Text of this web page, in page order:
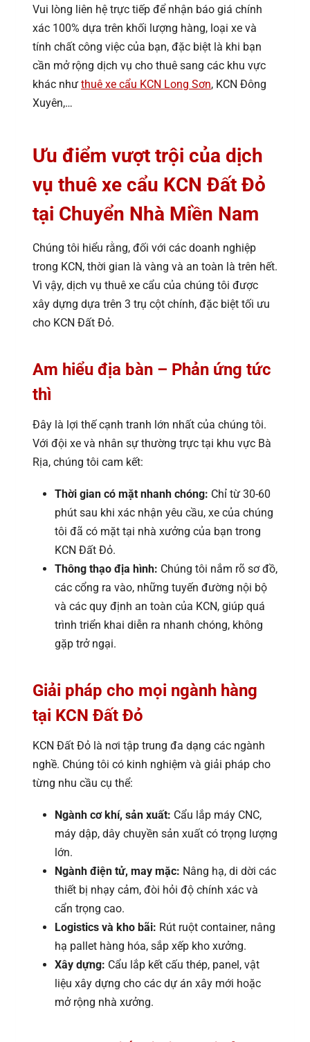
Vui lòng liên hệ trực tiếp để nhận báo giá chính
xác 100% dựa trên khối lượng hàng, loại xe và
tính chất công việc của bạn, đặc biệt là khi bạn
cần mở rộng dịch vụ cho thuê sang các khu vực
khác như thuê xe cẩu KCN Long Sơn, KCN Đông
Xuyên,…
Ưu điểm vượt trội của dịch
vụ thuê xe cẩu KCN Đất Đỏ
tại Chuyển Nhà Miền Nam
Chúng tôi hiểu rằng, đối với các doanh nghiệp
trong KCN, thời gian là vàng và an toàn là trên hết.
Vì vậy, dịch vụ thuê xe cẩu của chúng tôi được
xây dựng dựa trên 3 trụ cột chính, đặc biệt tối ưu
cho KCN Đất Đỏ.
Am hiểu địa bàn – Phản ứng tức
thì
Đây là lợi thế cạnh tranh lớn nhất của chúng tôi.
Với đội xe và nhân sự thường trực tại khu vực Bà
Rịa, chúng tôi cam kết:
Thời gian có mặt nhanh chóng: Chỉ từ 30-60
phút sau khi xác nhận yêu cầu, xe của chúng
tôi đã có mặt tại nhà xưởng của bạn trong
KCN Đất Đỏ.
Thông thạo địa hình: Chúng tôi nắm rõ sơ đồ,
các cổng ra vào, những tuyến đường nội bộ
và các quy định an toàn của KCN, giúp quá
trình triển khai diễn ra nhanh chóng, không
gặp trở ngại.
Giải pháp cho mọi ngành hàng
tại KCN Đất Đỏ
KCN Đất Đỏ là nơi tập trung đa dạng các ngành
nghề. Chúng tôi có kinh nghiệm và giải pháp cho
từng nhu cầu cụ thể:
Ngành cơ khí, sản xuất: Cẩu lắp máy CNC,
máy dập, dây chuyền sản xuất có trọng lượng
lớn.
Ngành điện tử, may mặc: Nâng hạ, di dời các
thiết bị nhạy cảm, đòi hỏi độ chính xác và
cẩn trọng cao.
Logistics và kho bãi: Rút ruột container, nâng
hạ pallet hàng hóa, sắp xếp kho xưởng.
Xây dựng: Cẩu lắp kết cấu thép, panel, vật
liệu xây dựng cho các dự án xây mới hoặc
mở rộng nhà xưởng.